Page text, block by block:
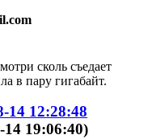
сколь съедает
в пару гигабайт.
14 12:28:48
14 19:06:40)